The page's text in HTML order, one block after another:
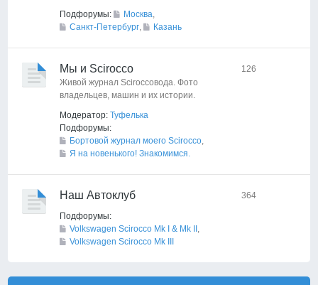
Подфорумы:
Москва,
Санкт-Петербург, Казань
Мы и Scirocco
Живой журнал Sciroccoвода. Фото
владельцев, машин и их истории.
Модератор: Туфелька
Подфорумы:
Бортовой журнал моего Scirocco,
Я на новенького! Знакомимся.
126
Наш Автоклуб
Подфорумы:
Volkswagen Scirocco Mk I & Mk II ,
Volkswagen Scirocco Mk III
364